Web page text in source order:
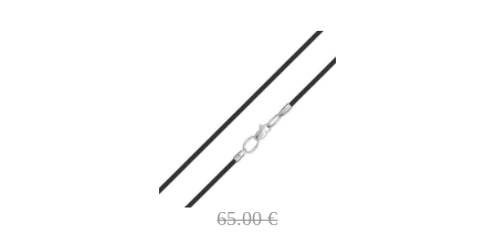
65.00€